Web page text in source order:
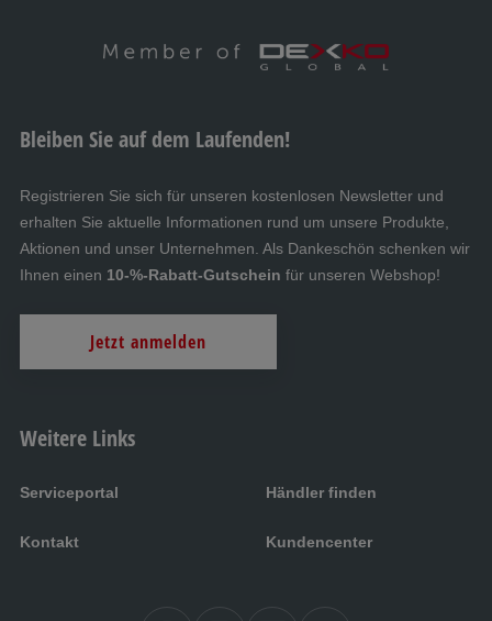
Weitere Links
Serviceportal Händler finden
Kontakt Kundencenter
Bleiben Sie auf dem Laufenden!
Registrieren Sie sich für unseren kostenlosen Newsletter und
erhalten Sie aktuelle Informationen rund um unsere Produkte,
Aktionen und unser Unternehmen. Als Dankeschön schenken wir
Ihnen einen 10-%-Rabatt-Gutschein für unseren Webshop!
Jetzt anmelden